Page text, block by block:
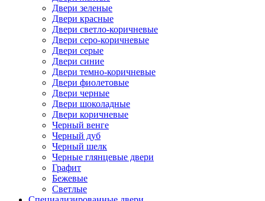
Двери зеленые
Двери красные
Двери светло-коричневые
Двери серо-коричневые
Двери серые
Двери синие
Двери темно-коричневые
Двери фиолетовые
Двери черные
Двери шоколадные
Двери коричневые
Черный венге
Черный дуб
Черный шелк
Черные глянцевые двери
Графит
Бежевые
Светлые